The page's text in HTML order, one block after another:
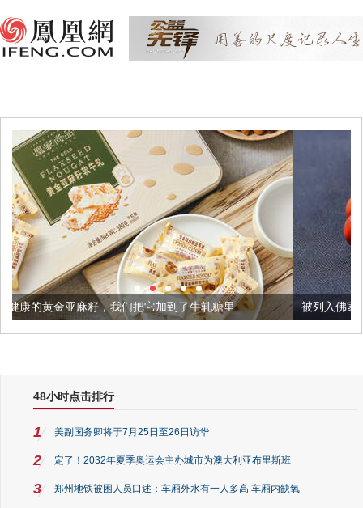
们把它加到了牛轧糖里 被列入佛家七宝的它到底有多美
48小时点击排行
1 美副国务卿将于7月25日至26日访华
2 定了！2032年夏季奥运会主办城市为澳大利亚布里斯班
3 郑州地铁被困人员口述：车厢外水有一人多高 车厢内缺氧